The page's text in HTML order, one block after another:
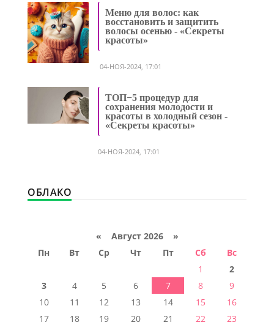
Меню для волос: как
восстановить и защитить
волосы осенью - «Секреты
красоты»
04-НОЯ-2024, 17:01
ТОП−5 процедур для
сохранения молодости и
красоты в холодный сезон -
«Секреты красоты»
04-НОЯ-2024, 17:01
ОБЛАКО
« Август 2026 »
Пн
Вт Ср Чт Пт Сб
Вс
1
2
3
4 5 6 7 8
9
10
11 12 13 14 15
16
17
18 19 20 21 22
23